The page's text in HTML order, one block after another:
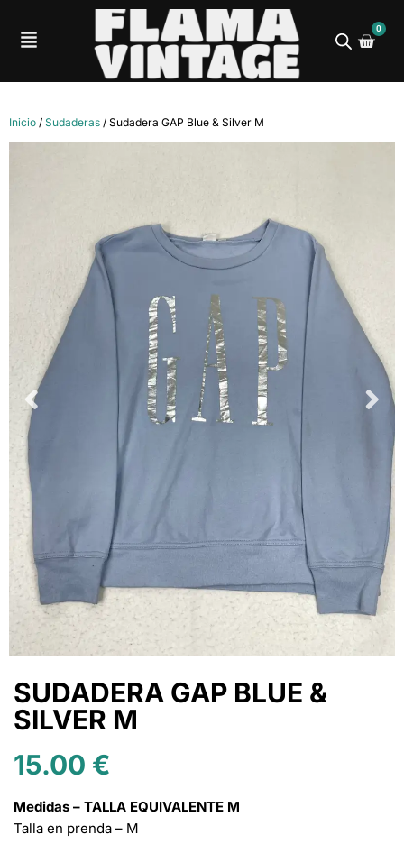
0
Inicio / Sudaderas / Sudadera GAP Blue & Silver M
SUDADERA GAP BLUE &
SILVER M
15.00 €
Medidas – TALLA EQUIVALENTE M
Talla en prenda – M